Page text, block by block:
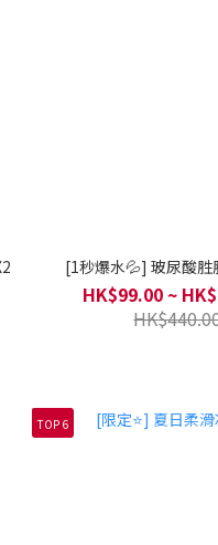
[1秒爆水💦] 玻尿酸胜
HK$99.00 ~
TOP 6